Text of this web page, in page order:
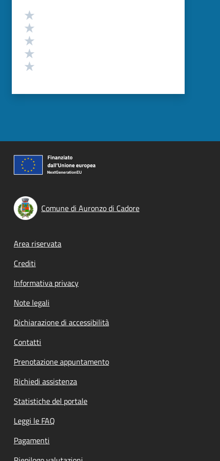
Valutazione
Comune di Auronzo di Cadore
Footer menu
Area riservata
Crediti
Informativa privacy
Note legali
Dichiarazione di accessibilità
Contatti
Prenotazione appuntamento
Richiedi assistenza
Statistiche del portale
Leggi le FAQ
Pagamenti